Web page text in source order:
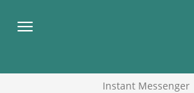
Instant Messenger